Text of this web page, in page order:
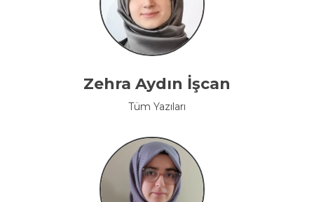
Zehra Aydın İşcan
Tüm Yazıları